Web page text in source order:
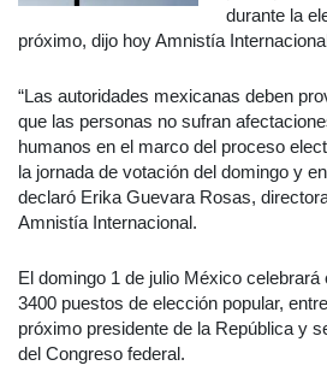
durante la
próximo, dijo hoy Amnistía
“Las autoridades mexicanas deben
que las personas no sufran
humanos en el marco del proceso
la jornada de votación del domingo y
declaró Erika Guevara Rosas,
Amnistía Internacional.
El domingo 1 de julio México
3400 puestos de elección popular,
próximo presidente de la República y
del Congreso federal.